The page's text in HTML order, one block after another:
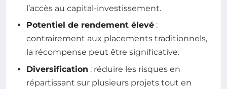
l’accès au capital-investissement.
Potentiel de rendement élevé :
contrairement aux placements traditionnels,
la récompense peut être significative.
Diversification : réduire les risques en
répartissant sur plusieurs projets tout en